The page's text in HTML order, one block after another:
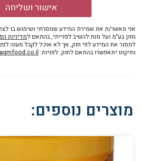
אישור ושליחה
אני מאשר/ת את שמירת המידע שמסרתי ושימוש בו
מזון בע״מ ועל מנת להשיב לפנייתי, בהתאם למדיניות
למסור את המידע לפי חוק, אך לא אוכל לקבל מענה
ותיקונו יתאפשרו בהתאם לחוק. לפניות:
מוצרים נוספים: